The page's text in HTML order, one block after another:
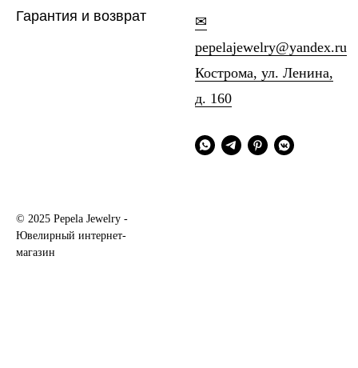
Гарантия и возврат
✉
pepelajewelry@yandex.ru
Кострома, ул. Ленина,
д. 160
© 2025 Pepela Jewelry -
Ювелирный интернет-
магазин